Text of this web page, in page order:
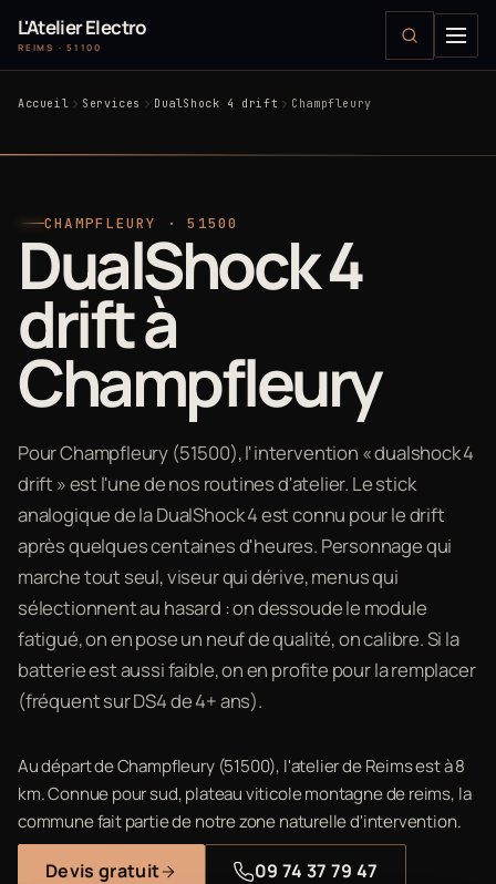
L'Atelier Electro
REIMS · 51100
Accueil Services DualShock 4 drift Champfleury
CHAMPFLEURY · 51500
DualShock 4
drift à
Champfleury
Pour Champfleury (51500), l'intervention « dualshock 4
drift » est l'une de nos routines d'atelier. Le stick
analogique de la DualShock 4 est connu pour le drift
après quelques centaines d'heures. Personnage qui
marche tout seul, viseur qui dérive, menus qui
sélectionnent au hasard : on dessoude le module
fatigué, on en pose un neuf de qualité, on calibre. Si la
batterie est aussi faible, on en profite pour la remplacer
(fréquent sur DS4 de 4+ ans).
Au départ de Champfleury (51500), l'atelier de Reims est à 8
km. Connue pour sud, plateau viticole montagne de reims, la
commune fait partie de notre zone naturelle d'intervention.
Devis gratuit 09 74 37 79 47